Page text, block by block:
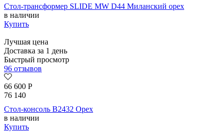
Стол-трансформер SLIDE MW D44 Миланский орех
в наличии
Купить
Лучшая цена
Доставка за 1 день
Быстрый просмотр
96 отзывов
66 600 Р
76 140
Стол-консоль B2432 Орех
в наличии
Купить